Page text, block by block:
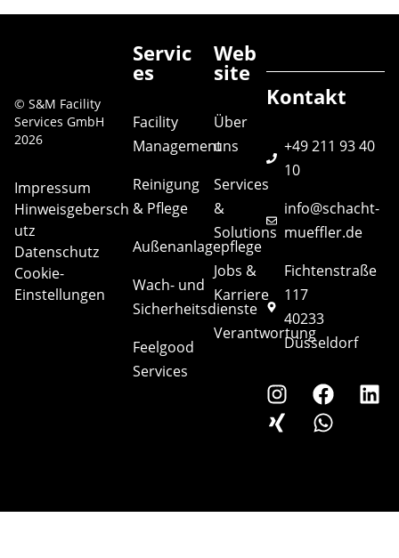
© S&M Facility
Services GmbH
2026
Impressum
Hinweisgebersch
utz
Datenschutz
Cookie-
Einstellungen
Servic
es
Facility
Management
Reinigung
& Pflege
Außenanlagepflege
Wach- und
Sicherheitsdienste
Feelgood
Services
Web
site
Über
uns
Services
&
Solutions
Jobs &
Karriere
Verantwortung
Kontakt
+49 211 93 40
10
info@schacht-
mueffler.de
Fichtenstraße
117
40233
Düsseldorf